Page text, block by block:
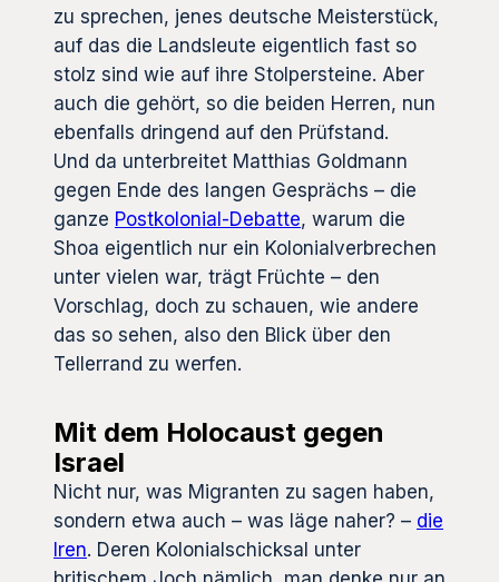
zu sprechen, jenes deutsche Meisterstück,
auf das die Landsleute eigentlich fast so
stolz sind wie auf ihre Stolpersteine. Aber
auch die gehört, so die beiden Herren, nun
ebenfalls dringend auf den Prüfstand.
Und da unterbreitet Matthias Goldmann
gegen Ende des langen Gesprächs – die
ganze Postkolonial-Debatte, warum die
Shoa eigentlich nur ein Kolonialverbrechen
unter vielen war, trägt Früchte – den
Vorschlag, doch zu schauen, wie andere
das so sehen, also den Blick über den
Tellerrand zu werfen.
Mit dem Holocaust gegen
Israel
Nicht nur, was Migranten zu sagen haben,
sondern etwa auch – was läge naher? – die
Iren. Deren Kolonialschicksal unter